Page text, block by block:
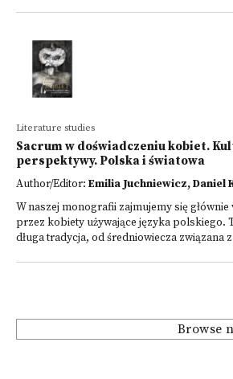
Literature studies
Sacrum w doświadczeniu kobiet.
perspektywy. Polska i światowa
Author/Editor: Emilia Juchniewicz, Daniel
W naszej monografii zajmujemy się
przez kobiety używające języka polskiego.
długa tradycja, od średniowiecza związana
Browse